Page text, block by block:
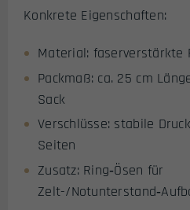
Konkrete Eigenschaften:
Material: faserverstärkte
Packmaß: ca. 25 cm
Sack
Verschlüsse: stabile
Seiten
Zusatz: Ring‑Ösen für
Zelt-/